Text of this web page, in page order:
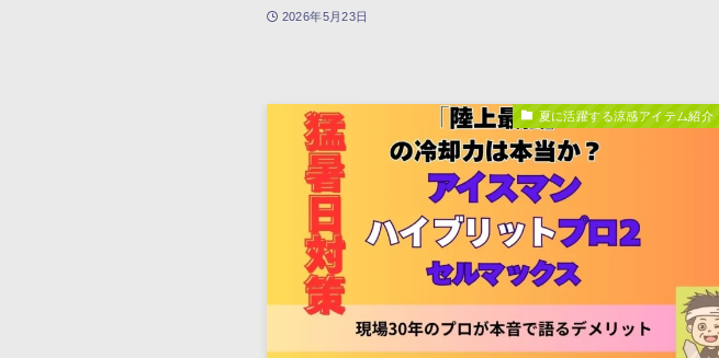
2026年5月23日
夏に活躍する涼感アイテム紹介